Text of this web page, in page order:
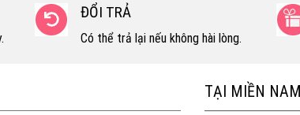
ĐỔI TRẢ
Có thể trả lại nếu không hài lòng.
TẠI MIỀN NAM